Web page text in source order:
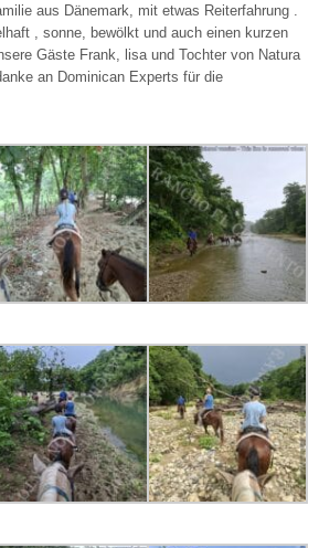
aus Dänemark, mit etwas Reiterfahrung .
, sonne, bewölkt und auch einen kurzen
Gäste Frank, lisa und Tochter von Natura
an Dominican Experts für die